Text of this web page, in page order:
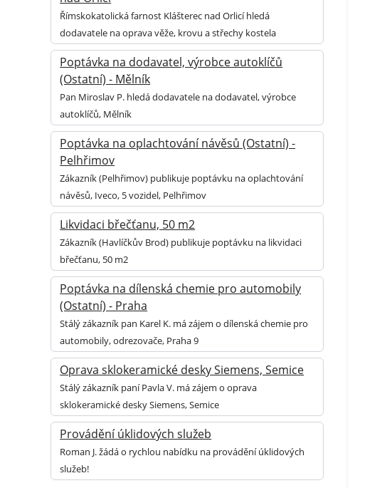
Římskokatolická farnost Klášterec nad Orlicí hledá
dodavatele na oprava věže, krovu a střechy kostela
Poptávka na dodavatel, výrobce autoklíčů
(Ostatní) - Mělník
Pan Miroslav P. hledá dodavatele na dodavatel, výrobce
autoklíčů, Mělník
Poptávka na oplachtování návěsů (Ostatní) -
Pelhřimov
Zákazník (Pelhřimov) publikuje poptávku na oplachtování
návěsů, Iveco, 5 vozidel, Pelhřimov
Likvidaci břečťanu, 50 m2
Zákazník (Havlíčkův Brod) publikuje poptávku na likvidaci
břečťanu, 50 m2
Poptávka na dílenská chemie pro automobily
(Ostatní) - Praha
Stálý zákazník pan Karel K. má zájem o dílenská chemie pro
automobily, odrezovače, Praha 9
Oprava sklokeramické desky Siemens, Semice
Stálý zákazník paní Pavla V. má zájem o oprava
sklokeramické desky Siemens, Semice
Provádění úklidových služeb
Roman J. žádá o rychlou nabídku na provádění úklidových
služeb!